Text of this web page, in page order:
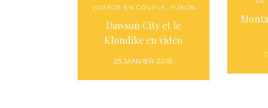
VOYAGE EN COUPLE, YUKON
Dawson City et le
Klondike en vidéo
25 JANVIER 2018